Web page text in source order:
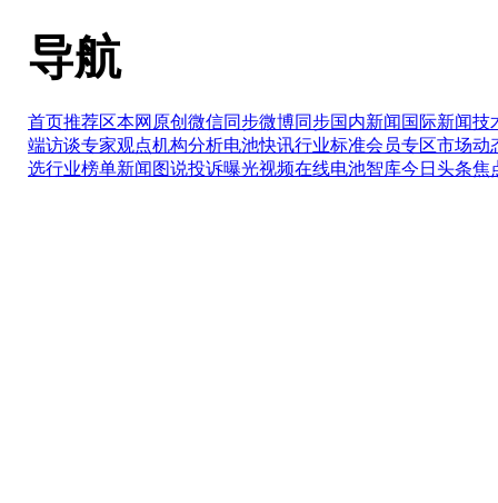
导航
首页推荐区本网原创 微信同步微博同步国内新闻 国际新闻技
端访谈专家观点机构分析电池快讯行业标准会员专区市场动
选行业榜单新闻图说投诉曝光视频在线电池智库今日头条焦